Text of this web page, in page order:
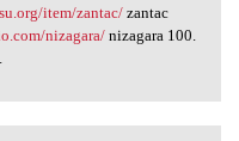
item/zantac/zantac
nizagara/nizagara 100.